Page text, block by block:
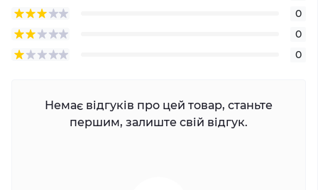
0
0
0
Немає відгуків про цей товар, станьте
першим, залиште свій відгук.